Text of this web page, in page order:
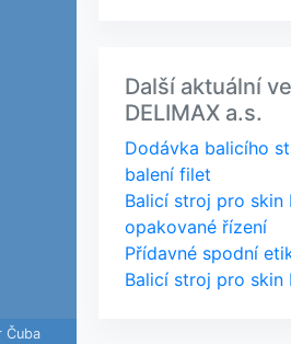
Čuba
Další aktuální
DELIMAX a.s.
Dodávka balicího
balení filet
Balicí stroj pro
opakované řízení
Přídavné spodní
Balicí stroj pro skin